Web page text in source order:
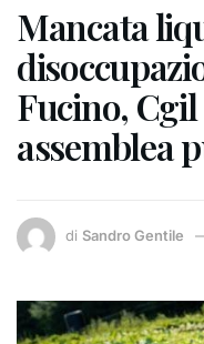
Mancata
Fucino,
assemblea
di Sandro Gentile